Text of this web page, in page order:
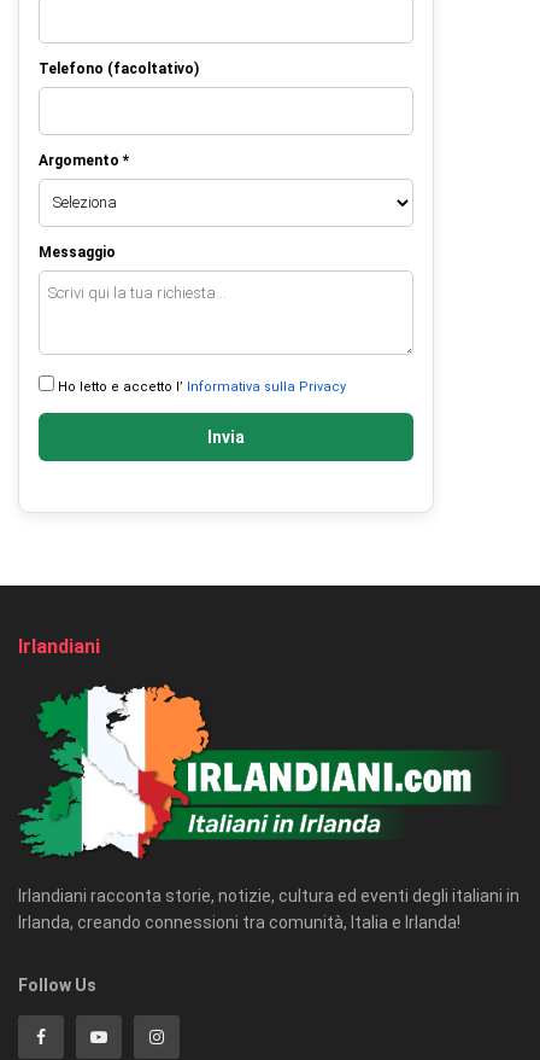
Telefono (facoltativo)
Argomento *
Messaggio
Ho letto e accetto l’ Informativa sulla Privacy
Invia
Irlandiani
Irlandiani racconta storie, notizie, cultura ed eventi degli italiani in
Irlanda, creando connessioni tra comunità, Italia e Irlanda!
Follow Us